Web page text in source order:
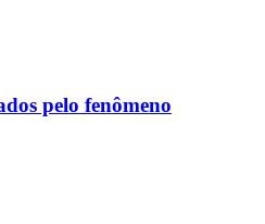
pelo fenômeno